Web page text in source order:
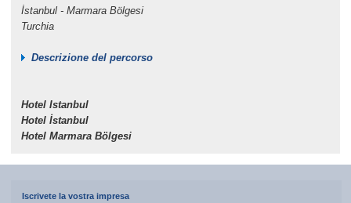
İstanbul - Marmara Bölgesi
Turchia
Descrizione del percorso
Hotel Istanbul
Hotel İstanbul
Hotel Marmara Bölgesi
Iscrivete la vostra impresa